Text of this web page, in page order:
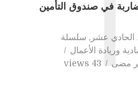
في صندوق التأمين
الحادي عشر , سلسلة
وريادة الأعمال
43 viewsا